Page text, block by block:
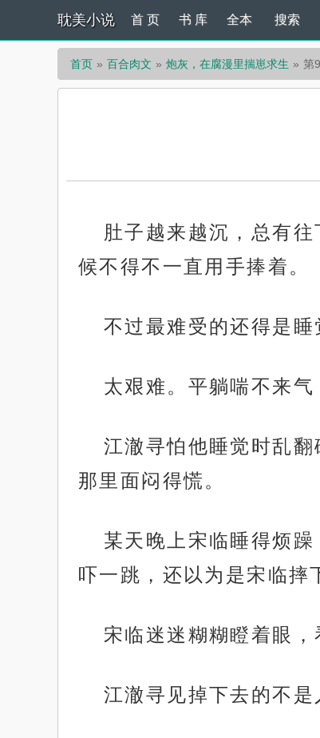
耽美小说 首 页 书 库 全本 搜索
首页 百合肉文 炮灰，在腐漫里揣崽求生 第
肚子越来越沉，总有
候不得不一直用手捧着。
不过最难受的还得是睡
太艰难。平躺喘不来气
江澈寻怕他睡觉时乱
那里面闷得慌。
某天晚上宋临睡得烦
吓一跳，还以为是宋临摔
宋临迷迷糊糊瞪着眼
江澈寻见掉下去的不